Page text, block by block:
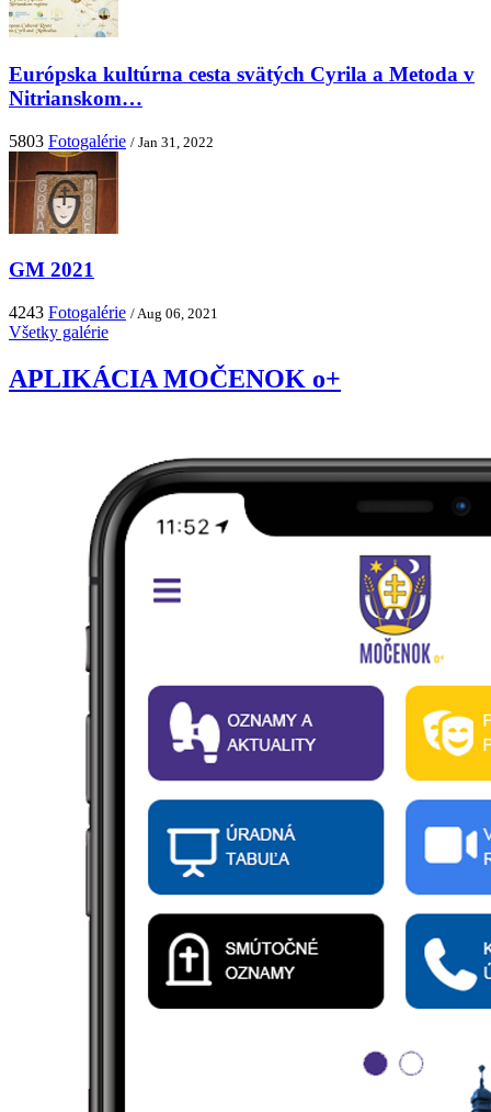
Európska kultúrna cesta svätých Cyrila a Metoda v
Nitrianskom…
5803 Fotogalérie / Jan 31, 2022
GM 2021
4243 Fotogalérie / Aug 06, 2021
Všetky galérie
APLIKÁCIA MOČENOK o+